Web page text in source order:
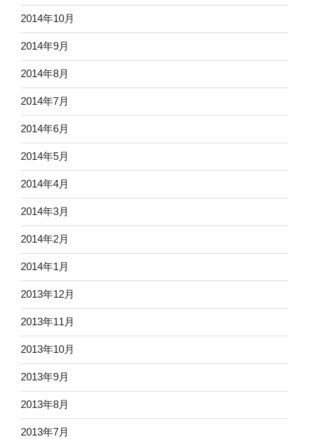
2014年10月
2014年9月
2014年8月
2014年7月
2014年6月
2014年5月
2014年4月
2014年3月
2014年2月
2014年1月
2013年12月
2013年11月
2013年10月
2013年9月
2013年8月
2013年7月